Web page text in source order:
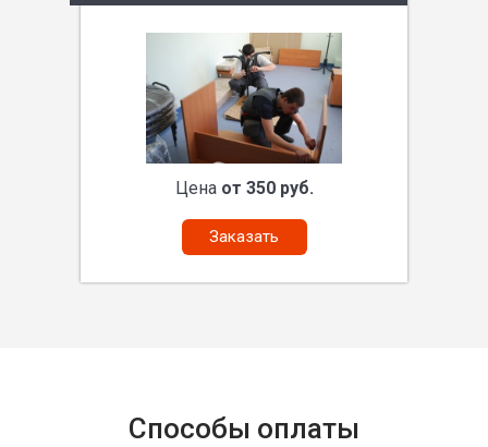
Цена от 350 руб.
Заказать
Способы оплаты